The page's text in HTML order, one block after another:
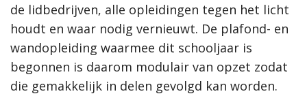
de lidbedrijven, alle opleidingen tegen het licht
houdt en waar nodig vernieuwt. De plafond- en
wandopleiding waarmee dit schooljaar is
begonnen is daarom modulair van opzet zodat
die gemakkelijk in delen gevolgd kan worden.